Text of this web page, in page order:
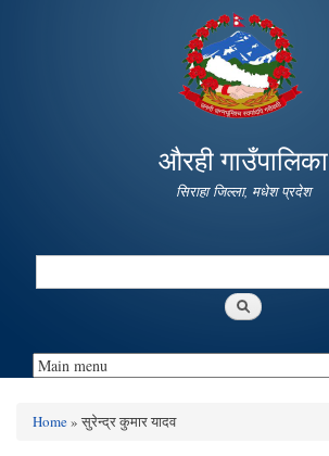
main
content
औरही गाउँपालिका
सिराहा जिल्ला, मधेश प्रदेश
Search
You are here
Home» सुरेन्द्र कुमार यादव